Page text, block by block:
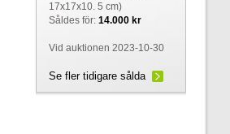
17x17x10. 5 cm)
Såldes för: 14.000 kr
Vid auktionen 2023-10-30
Se fler tidigare sålda